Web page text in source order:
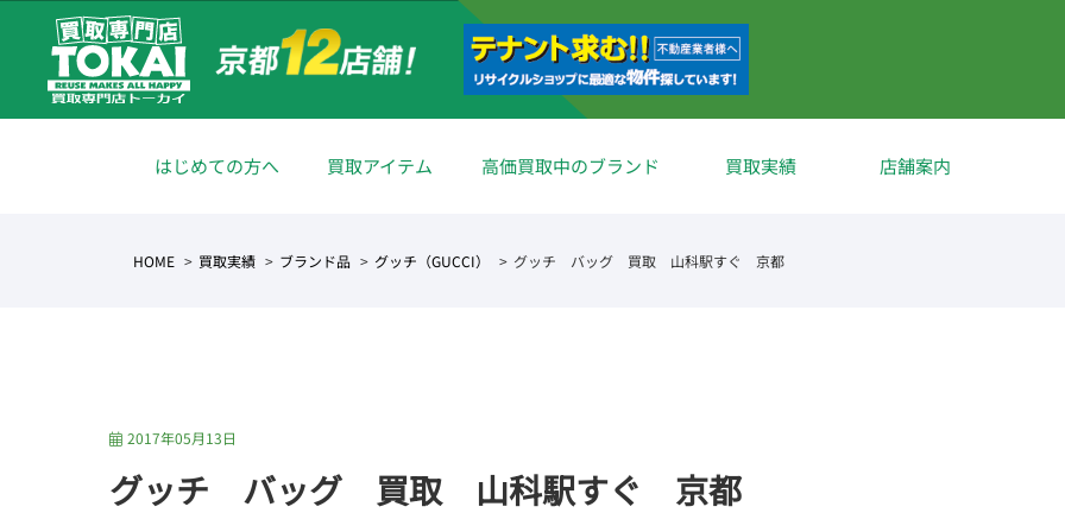
はじめての方へ 買取アイテム 高価買取中のブランド 買取実績 店舗案内
HOME 買取実績 ブランド品 グッチ（GUCCI） グッチ バッグ 買取 山科駅すぐ 京都
2017年05月13日
グッチ バッグ 買取 山科駅すぐ 京都